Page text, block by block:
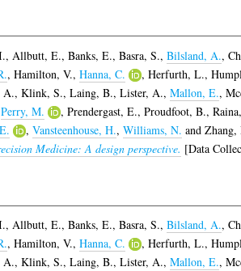
, Allbutt, E., Banks, E., Basra, S., Bilsland, A.,
, Hamilton, V., Hanna, C. , Herfurth, L.,
A., Klink, S., Laing, B., Lister, A., Mallon, E.,
Perry, M. , Prendergast, E., Proudfoot, B.,
, Vansteenhouse, H., Williams, N. and Zhang,
Medicine: A design perspective. [Data
, Allbutt, E., Banks, E., Basra, S., Bilsland, A.,
, Hamilton, V., Hanna, C. , Herfurth, L.,
A., Klink, S., Laing, B., Lister, A., Mallon, E.,